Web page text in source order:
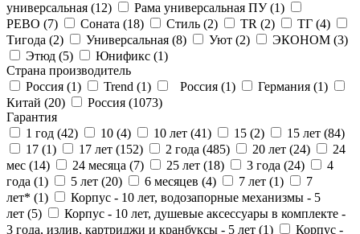
универсальная (12) Рама универсальная ПУ (1)
РЕВО (7) Соната (18) Стиль (2) ТR (2) ТГ (4)
Тигода (2) Универсальная (8) Уют (2) ЭКОНОМ (3)
Этюд (5) Юнификс (1)
Страна производитель
Россия (1) Trend (1) Россия (1) Германия (1)
Китай (20) Россия (1073)
Гарантия
1 год (42) 10 (4) 10 лет (41) 15 (2) 15 лет (84)
17 (1) 17 лет (152) 2 года (485) 20 лет (24)
24
мес (14) 24 месяца (7) 25 лет (18) 3 года (24)
4
года (1) 5 лет (20) 6 месяцев (4) 7 лет (1)
7
лет* (1)
Корпус - 10 лет, водозапорные механизмы - 5
лет (5)
Корпус - 10 лет, душевые аксессуары в комплекте -
3 года, излив, картриджи и кранбуксы - 5 лет (1) Корпус -